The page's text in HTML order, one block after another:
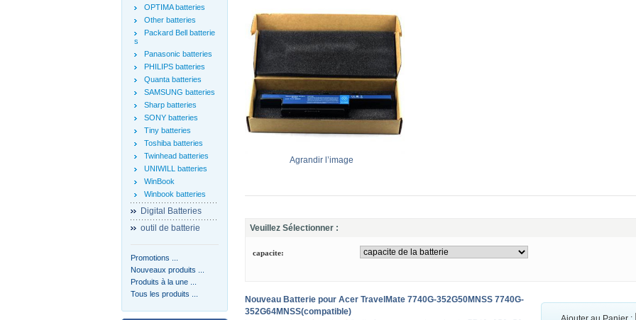
OPTIMA batteries
Other batteries
Packard Bell batterie
s
Panasonic batteries
PHILIPS batteries
Quanta batteries
SAMSUNG batteries
Sharp batteries
SONY batteries
Tiny batteries
Toshiba batteries
Twinhead batteries
UNIWILL batteries
WinBook
Winbook batteries
Digital Batteries
outil de batterie
Promotions ...
Nouveaux produits ...
Produits à la une ...
Tous les produits ...
Agrandir l’image
Veuillez Sélectionner :
capacite:
Nouveau Batterie pour Acer TravelMate 7740G-352G50MNSS 7740G-
352G64MNSS(compatible)